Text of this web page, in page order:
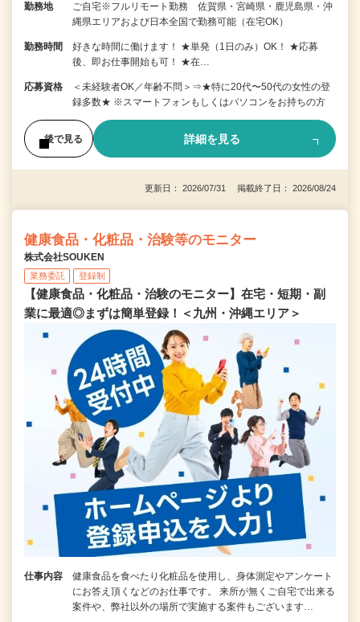
勤務地
ご自宅※フルリモート勤務 佐賀県・宮崎県・鹿児島県・沖
縄県エリアおよび日本全国で勤務可能（在宅OK）
勤務時間
好きな時間に働けます！ ★単発（1日のみ）OK！ ★応募
後、即お仕事開始も可！ ★在…
応募資格
＜未経験者OK／年齢不問＞⇒★特に20代〜50代の女性の登
録多数★ ※スマートフォンもしくはパソコンをお持ちの方
後で見る 詳細を見る
更新日： 2026/07/31 掲載終了日： 2026/08/24
健康食品・化粧品・治験等のモニター
株式会社SOUKEN
業務委託 登録制
【健康食品・化粧品・治験のモニター】在宅・短期・副
業に最適◎まずは簡単登録！＜九州・沖縄エリア＞
仕事内容
健康食品を食べたり化粧品を使用し、身体測定やアンケート
にお答え頂くなどのお仕事です。 来所が無くご自宅で出来る
案件や、弊社以外の場所で実施する案件もございます…